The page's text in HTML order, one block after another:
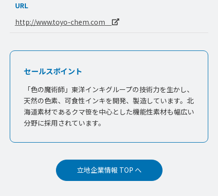
URL
http://www.toyo-chem.com
セールスポイント
「色の魔術師」東洋インキグループの技術力を生かし、
天然の色素、可食性インキを開発、製造しています。北
海道素材であるクマ笹を中心とした機能性素材も幅広い
分野に採用されています。
立地企業情報 TOP へ